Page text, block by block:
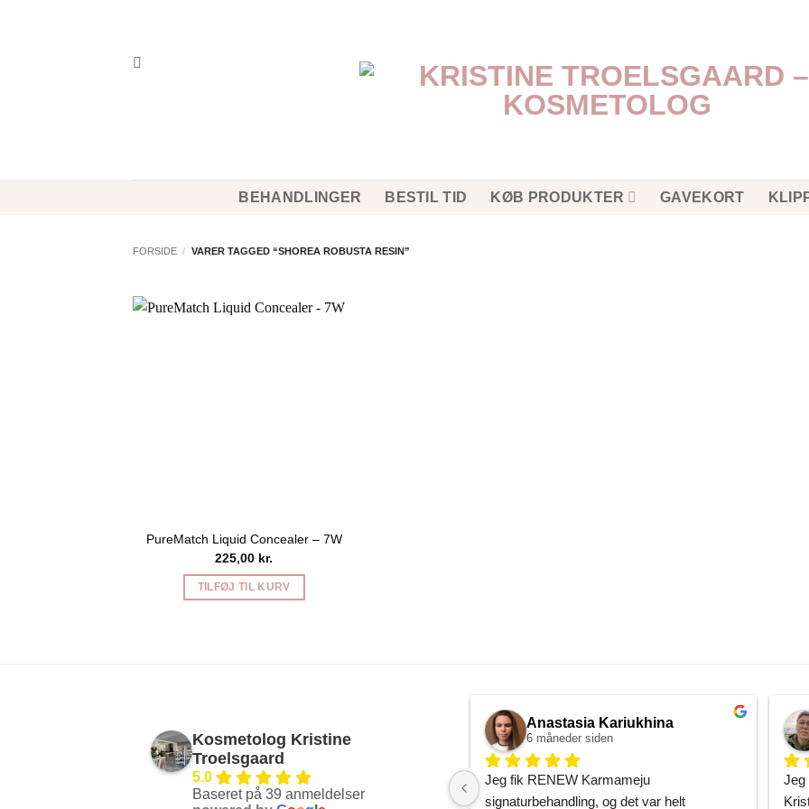
BEHANDLINGER BESTIL TID KØB PRODUKTER GAVEKORT
FORSIDE / VARER TAGGED “SHOREA ROBUSTA RESIN”
PureMatch Liquid Concealer – 7W
225,00 kr.
TILFØJ TIL KURV
Kosmetolog Kristine
Troelsgaard
5.0
Baseret på 39 anmeldelser
Anastasia Kariukhina
6 måneder siden
Jeg fik RENEW Karmameju
signaturbehandling, og det var helt
Jeg